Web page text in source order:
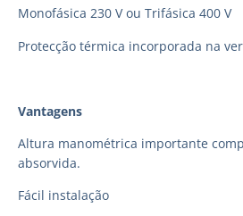
Monofásica 230 V ou Trifásica 400 V
Protecção térmica incorporada na
Vantagens
Altura manométrica importante
absorvida.
Fácil instalação